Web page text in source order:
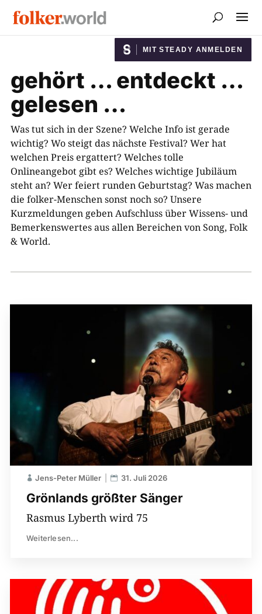
MIT STEADY ANMELDEN
gehört … entdeckt …
gelesen …
Was tut sich in der Szene? Welche Info ist gerade
wichtig? Wo steigt das nächste Festival? Wer hat
welchen Preis ergattert? Welches tolle
Onlineangebot gibt es? Welches wichtige Jubiläum
steht an? Wer feiert runden Geburtstag? Was machen
die folker-Menschen sonst noch so? Unsere
Kurzmeldungen geben Aufschluss über Wissens- und
Bemerkenswertes aus allen Bereichen von Song, Folk
& World.
Grönlands größter Sänger
Jens-Peter Müller 31. Juli 2026
Rasmus Lyberth wird 75
Weiterlesen...